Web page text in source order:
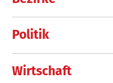
Politik
Wirtschaft